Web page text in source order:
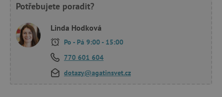
Potřebujete poradit?
Linda Hodková
Po - Pá 9:00 - 15:00
770 601 604
dotazy@agatinsvet.cz